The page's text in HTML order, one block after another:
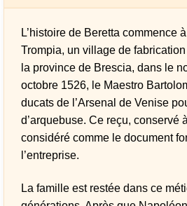
L’histoire de Beretta commence
Trompia, un village de
la province de Brescia, dans le
octobre 1526, le Maestro
ducats de l’Arsenal de Venise
d’arquebuse. Ce reçu, conservé
considéré comme le document
l’entreprise.
La famille est restée dans ce